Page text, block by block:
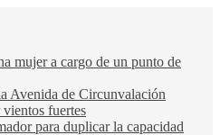
mujer a cargo de un punto de
Avenida de Circunvalación
fuertes
para duplicar la capacidad